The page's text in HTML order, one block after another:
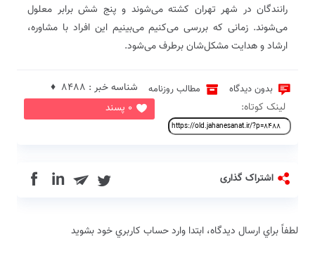
رانندگان در شهر تهران کشته می‌شوند و پنج شش برابر معلول
می‌شوند. زمانی که بررسی می‌کنیم می‌بینیم این افراد با مشاوره،
ارشاد و هدایت مشکل‌شان برطرف می‌شود.
بدون دیدگاه مطالب روزنامه
0 پسند
شناسه خبر : 8488 ♦
لینک کوتاه:
اشتراک گذاری in
لطفاً براي ارسال دیدگاه، ابتدا وارد حساب كاربري خود بشويد